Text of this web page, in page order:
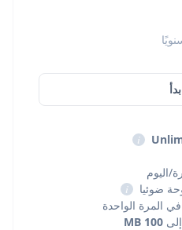
i
i
المرة الواحدة
100 MB